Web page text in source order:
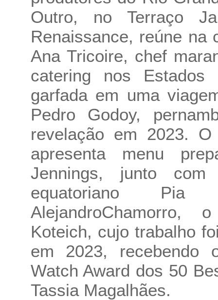
Outro, no Terraço
Renaissance, reúne na
Ana Tricoire, chef
catering nos Estados
garfada em uma
Pedro Godoy,
revelação em 2023.
apresenta menu
Jennings, junto
equatoriano
AlejandroChamorro,
Koteich, cujo trabalho
em 2023, recebendo
Watch Award dos 50
Tassia Magalhães.